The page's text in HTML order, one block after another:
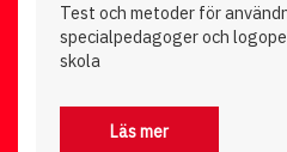
Test och metoder för
specialpedagoger och
skola
Läs mer